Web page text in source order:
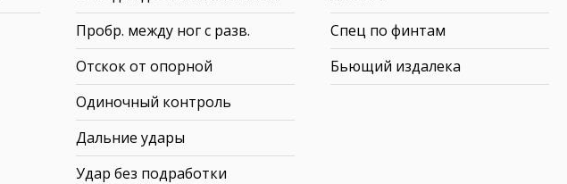
Пробр. между ног с разв.
Отскок от опорной
Одиночный контроль
Дальние удары
Удар без подработки
Спец по финтам
Бьющий издалека